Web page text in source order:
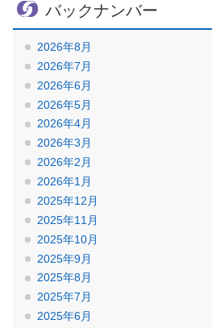
バックナンバー
2026年8月
2026年7月
2026年6月
2026年5月
2026年4月
2026年3月
2026年2月
2026年1月
2025年12月
2025年11月
2025年10月
2025年9月
2025年8月
2025年7月
2025年6月